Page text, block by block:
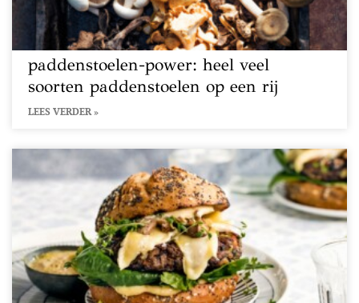
paddenstoelen-power: heel veel
soorten paddenstoelen op een rij
LEES VERDER »